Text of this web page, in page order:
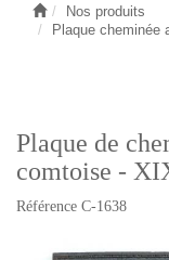
Nos produits
Plaque cheminée
Plaque de
comtoise -
Référence C-1638